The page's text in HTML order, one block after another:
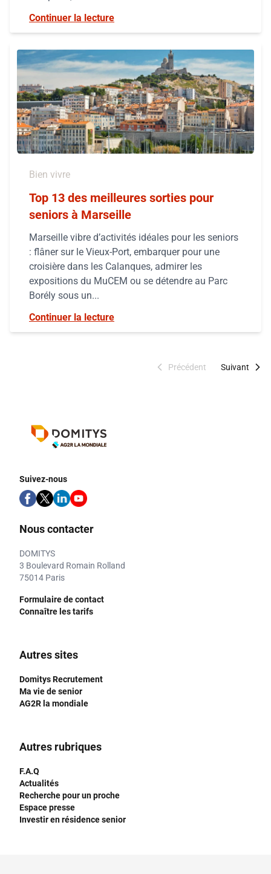
Continuer la lecture
Bien vivre
Top 13 des meilleures sorties pour
seniors à Marseille
Marseille vibre d’activités idéales pour les seniors
: flâner sur le Vieux-Port, embarquer pour une
croisière dans les Calanques, admirer les
expositions du MuCEM ou se détendre au Parc
Borély sous un...
Continuer la lecture
Précédent Suivant
Suivez-nous
Nous contacter
DOMITYS
3 Boulevard Romain Rolland
75014 Paris
Formulaire de contact
Connaître les tarifs
Autres sites
Domitys Recrutement
Ma vie de senior
AG2R la mondiale
Autres rubriques
F.A.Q
Actualités
Recherche pour un proche
Espace presse
Investir en résidence senior